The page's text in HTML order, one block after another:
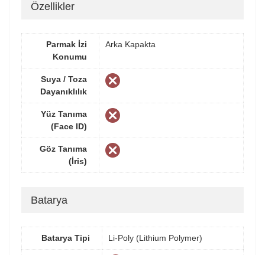
Özellikler
Parmak İzi
Konumu
Arka Kapakta
Suya / Toza
Dayanıklılık
Yüz Tanıma
(Face ID)
Göz Tanıma
(İris)
Batarya
Batarya Tipi Li-Poly (Lithium Polymer)